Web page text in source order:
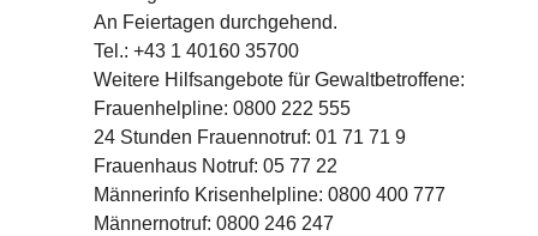
An Feiertagen durchgehend.
Tel.: +43 1 40160 35700
Weitere Hilfsangebote für Gewaltbetroffene:
Frauenhelpline: 0800 222 555
24 Stunden Frauennotruf: 01 71 71 9
Frauenhaus Notruf: 05 77 22
Männerinfo Krisenhelpline: 0800 400 777
Männernotruf: 0800 246 247